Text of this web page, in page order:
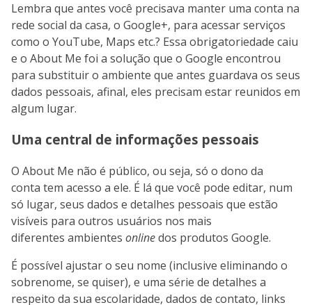
Lembra que antes você precisava manter uma conta na
rede social da casa, o Google+, para acessar serviços
como o YouTube, Maps etc.? Essa obrigatoriedade caiu
e o About Me foi a solução que o Google encontrou
para substituir o ambiente que antes guardava os seus
dados pessoais, afinal, eles precisam estar reunidos em
algum lugar.
Uma central de informações pessoais
O About Me não é público, ou seja, só o dono da
conta tem acesso a ele. É lá que você pode editar, num
só lugar, seus dados e detalhes pessoais que estão
visíveis para outros usuários nos mais
diferentes ambientes onlinedos produtos Google.
É possível ajustar o seu nome (inclusive eliminando o
sobrenome, se quiser), e uma série de detalhes a
respeito da sua escolaridade, dados de contato, links